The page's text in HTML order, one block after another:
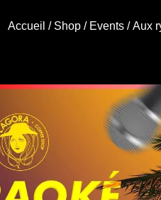
Accueil / Shop / Events /Aux